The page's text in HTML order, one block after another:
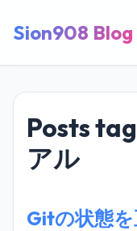
Sion908 Blog
Posts
アル
Gitの状態